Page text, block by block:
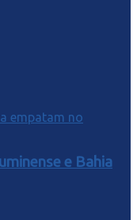
e Bahia